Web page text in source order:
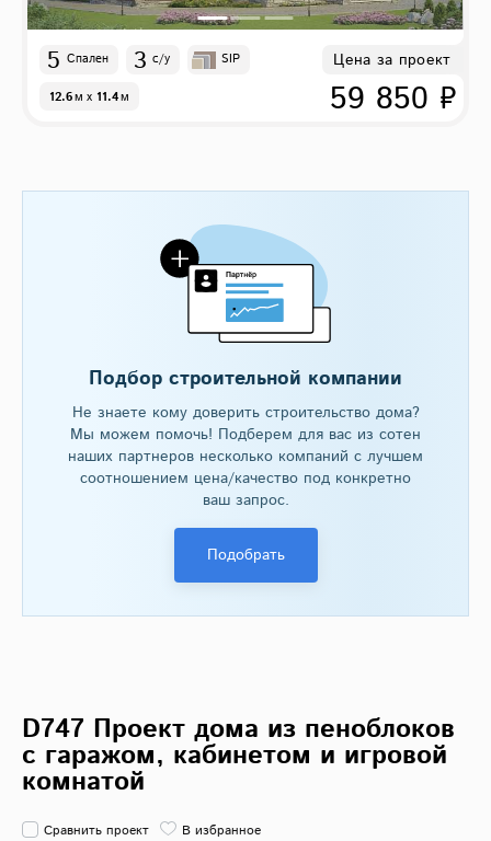
5 Спален 3 с/у SIP
12.6м x 11.4м
Цена за проект
59 850 ₽
Подбор строительной компании
Не знаете кому доверить строительство дома?
Мы можем помочь! Подберем для вас из сотен
наших партнеров несколько компаний с лучшем
соотношением цена/качество под конкретно
ваш запрос.
Подобрать
D747 Проект дома из пеноблоков
с гаражом, кабинетом и игровой
комнатой
Сравнить проект
В избранное